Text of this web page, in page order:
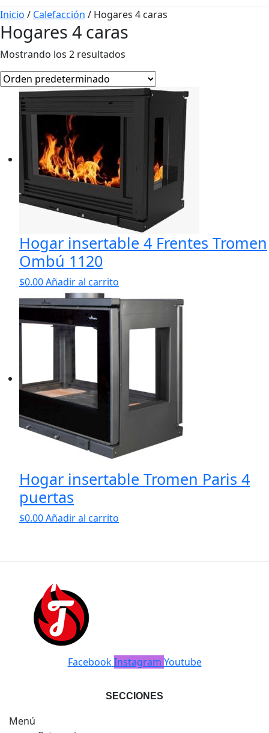
Inicio / Calefacción / Hogares 4 caras
Hogares 4 caras
Mostrando los 2 resultados
Hogar insertable 4 Frentes Tromen
Ombú 1120
$0.00Añadir al carrito
Hogar insertable Tromen Paris 4
puertas
$0.00Añadir al carrito
Facebook Instagram Youtube
SECCIONES
Menú